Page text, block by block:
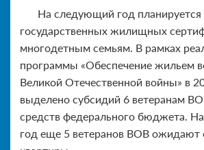
На следующий год планируется
государственных жилищных
многодетным семьям. В рамках
программы «Обеспечение жильем
Великой Отечественной войны» в
выделено субсидий 6 ветеранам
средств федерального бюджета.
год еще 5 ветеранов ВОВ ожидают